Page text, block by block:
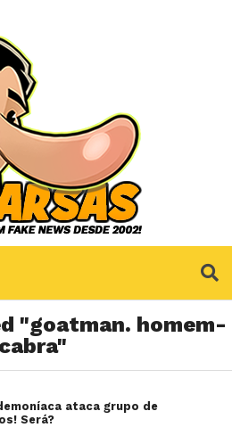
"goatman. homem-
cabra"
ataca grupo de
Será?